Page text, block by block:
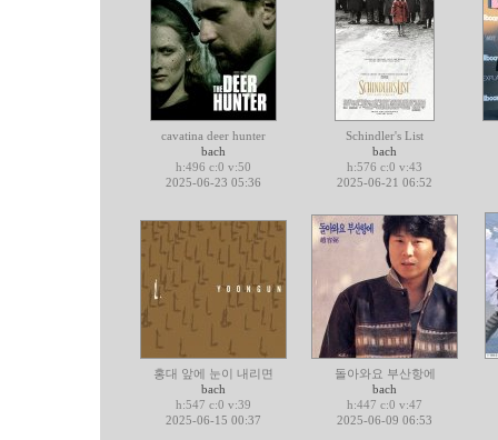
cavatina deer hunter
bach
h:496 c:0 v:50
2025-06-23 05:36
Schindler's List
bach
h:576 c:0 v:43
2025-06-21 06:52
홍대 앞에 눈이 내리면
bach
h:547 c:0 v:39
2025-06-15 00:37
돌아와요 부산항에
bach
h:447 c:0 v:47
2025-06-09 06:53